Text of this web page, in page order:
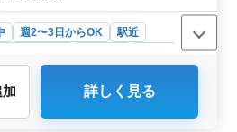
週2〜3日からOK
駅近
アルバイト・パート
けのキャリアチャンス＞ 税
詳しく見る